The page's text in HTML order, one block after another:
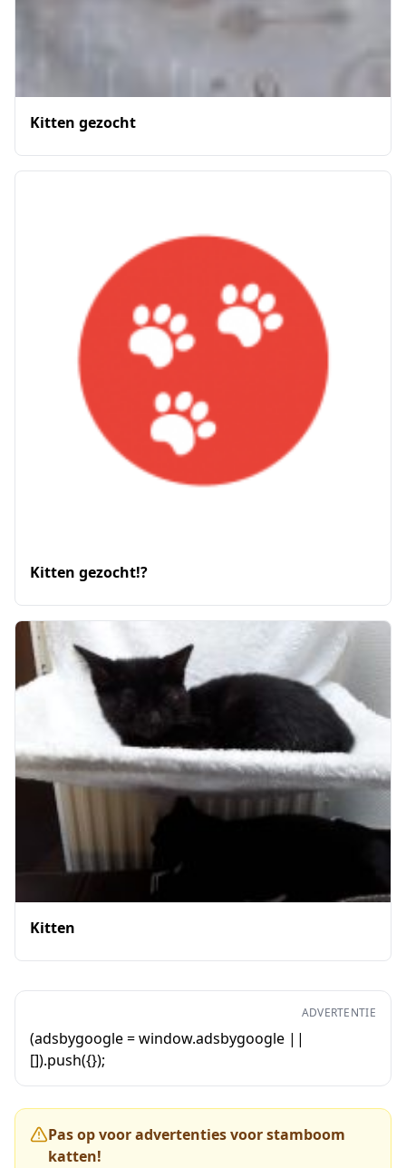
Kitten gezocht
Kitten gezocht!?
Kitten
ADVERTENTIE
(adsbygoogle = window.adsbygoogle ||
[]).push({});
Pas op voor advertenties voor stamboom
katten!